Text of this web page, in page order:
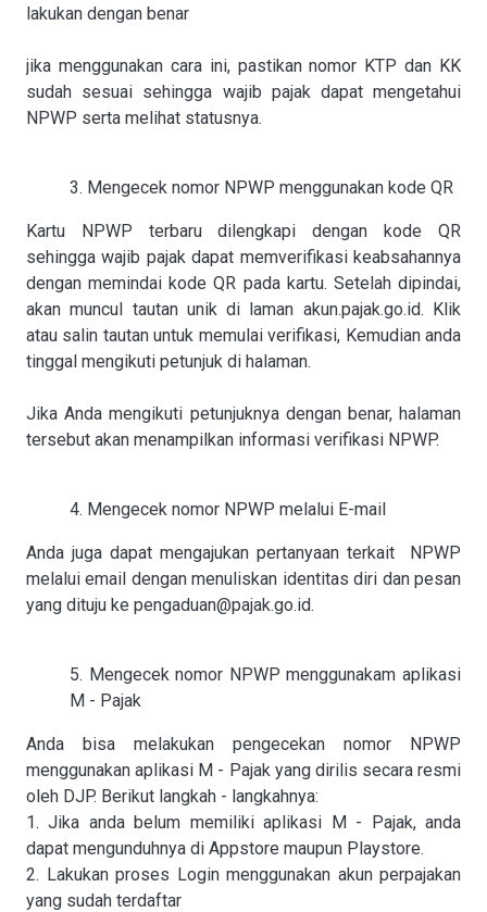
lakukan dengan benar
jika menggunakan cara ini, pastikan nomor KTP dan KK
sudah sesuai sehingga wajib pajak dapat mengetahui
NPWP serta melihat statusnya.
3. Mengecek nomor NPWP menggunakan kode QR
Kartu NPWP terbaru dilengkapi dengan kode QR
sehingga wajib pajak dapat memverifikasi keabsahannya
dengan memindai kode QR pada kartu. Setelah dipindai,
akan muncul tautan unik di laman akun.pajak.go.id. Klik
atau salin tautan untuk memulai verifikasi, Kemudian anda
tinggal mengikuti petunjuk di halaman.
Jika Anda mengikuti petunjuknya dengan benar, halaman
tersebut akan menampilkan informasi verifikasi NPWP.
4. Mengecek nomor NPWP melalui E-mail
Anda juga dapat mengajukan pertanyaan terkait NPWP
melalui email dengan menuliskan identitas diri dan pesan
yang dituju ke pengaduan@pajak.go.id.
5. Mengecek nomor NPWP menggunakam aplikasi
M - Pajak
Anda bisa melakukan pengecekan nomor NPWP
menggunakan aplikasi M - Pajak yang dirilis secara resmi
oleh DJP. Berikut langkah - langkahnya:
1. Jika anda belum memiliki aplikasi M - Pajak, anda
dapat mengunduhnya di Appstore maupun Playstore.
2. Lakukan proses Login menggunakan akun perpajakan
yang sudah terdaftar